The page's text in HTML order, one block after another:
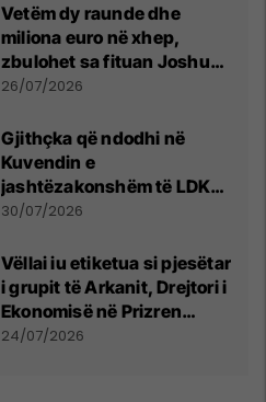
Vetëm dy raunde dhe
miliona euro në xhep,
zbulohet sa fituan Joshua
e Prenga
26/07/2026
Gjithçka që ndodhi në
Kuvendin e
jashtëzakonshëm të LDK-
së
30/07/2026
Vëllai iu etiketua si pjesëtar
i grupit të Arkanit, Drejtori i
Ekonomisë në Prizren
mohon pretendimet
24/07/2026